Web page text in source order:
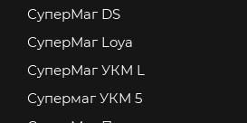
СуперМаг DS
СуперМаг Loya
СуперМаг УКМ L
Супермаг УКМ 5